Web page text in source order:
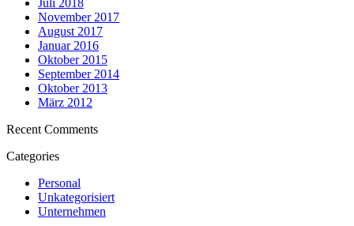
Juli 2018
November 2017
August 2017
Januar 2016
Oktober 2015
September 2014
Oktober 2013
März 2012
Recent Comments
Categories
Personal
Unkategorisiert
Unternehmen